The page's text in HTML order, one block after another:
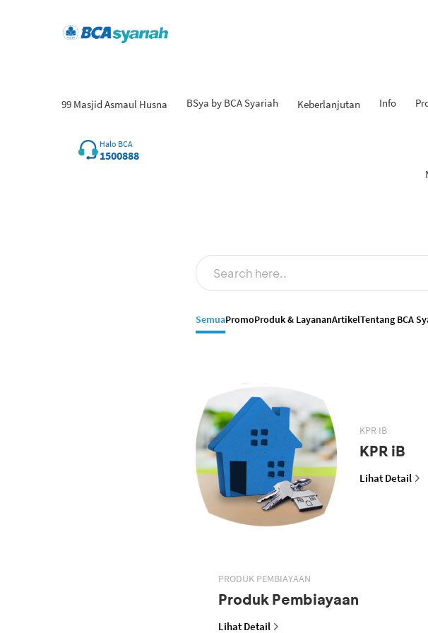
99 Masjid Asmaul Husna BSya by BCA Syariah Keberlanjutan Info
Halo BCA
1500888
SemuaPromoProduk & LayananArtikelTentang BCA
KPR IB
KPR iB
Lihat Detail
PRODUK PEMBIAYAAN
Produk Pembiayaan
Lihat Detail